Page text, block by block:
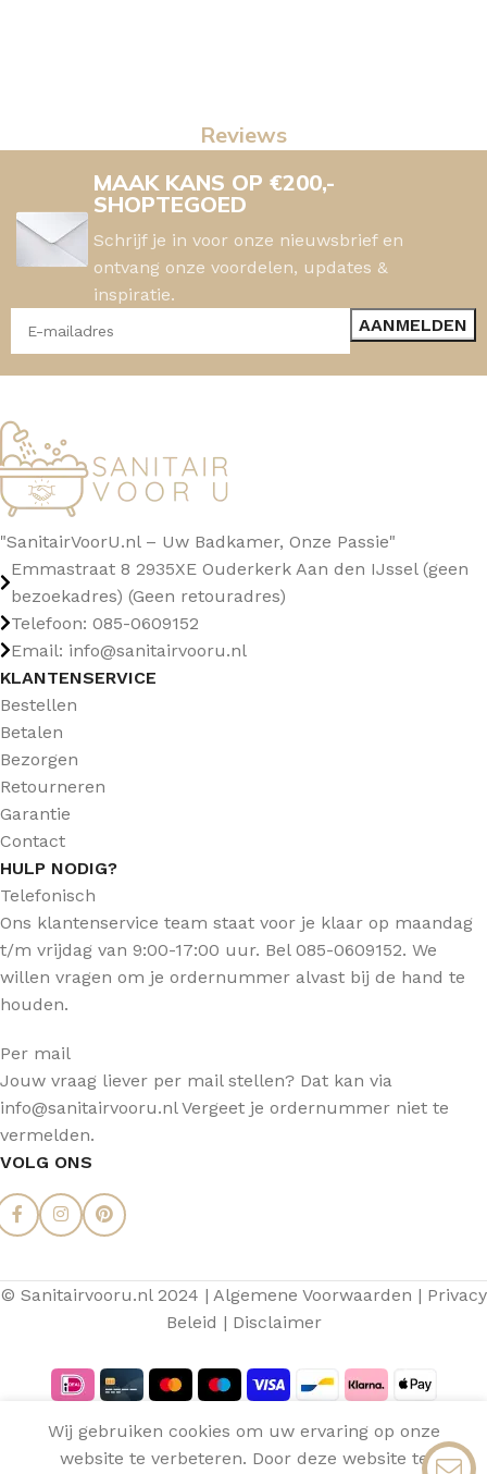
Reviews
MAAK KANS OP €200,-
SHOPTEGOED
Schrijf je in voor onze nieuwsbrief en
ontvang onze voordelen, updates &
inspiratie.
"SanitairVoorU.nl – Uw Badkamer, Onze Passie"
Emmastraat 8 2935XE Ouderkerk Aan den IJssel (geen
bezoekadres) (Geen retouradres)
Telefoon: 085-0609152
Email: info@sanitairvooru.nl
KLANTENSERVICE
Bestellen
Betalen
Bezorgen
Retourneren
Garantie
Contact
HULP NODIG?
Telefonisch
Ons klantenservice team staat voor je klaar op maandag
t/m vrijdag van 9:00-17:00 uur. Bel 085-0609152. We
willen vragen om je ordernummer alvast bij de hand te
houden.
Per mail
Jouw vraag liever per mail stellen? Dat kan via
info@sanitairvooru.nl Vergeet je ordernummer niet te
vermelden.
VOLG ONS
© Sanitairvooru.nl 2024 | Algemene Voorwaarden | Privacy
Beleid | Disclaimer
Wij gebruiken cookies om uw ervaring op onze
website te verbeteren. Door deze website te
Aquasense
Hoofddouche €207,96
Op
0